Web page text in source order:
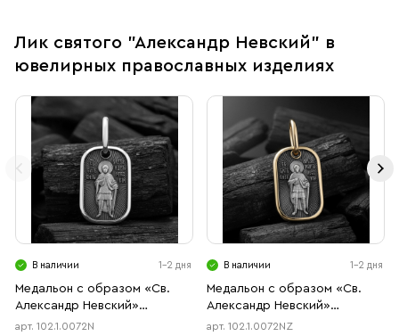
Лик святого "Александр Невский" в
ювелирных православных изделиях
В наличии 1-2 дня
Медальон с образом «Св.
Александр Невский»
чернение
арт. 102.1.0072N
В наличии 1-2 дня
Медальон с образом «Св.
Александр Невский»
чернение, позолота
арт. 102.1.0072NZ